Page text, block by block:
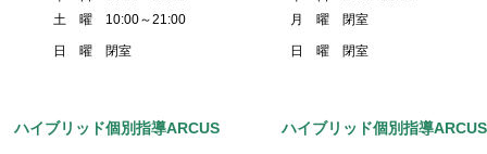
土 曜 10:00～21:00
日 曜 閉室
月 曜 閉室
日 曜 閉室
ハイブリッド個別指導ARCUS ハイブリッド個別指導ARCUS